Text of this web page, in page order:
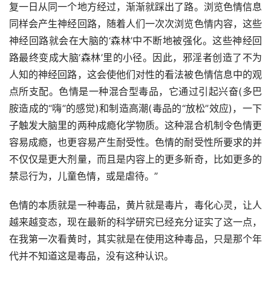
复一日从同一个地方经过，渐渐就踩出了路。浏览色情信息
同样会产生神经回路，随着人们一次次浏览色情内容，这些
神经回路就会在大脑的‘森林’中不断地被强化。这些神经回
路最终变成大脑‘森林’里的小径。因此，邪淫者创造了不为
人知的神经回路，这会使他们对性的看法被色情信息中的观
点所支配。色情是一种混合型毒品，它通过引起兴奋(多巴
胺造成的“嗨”的感觉)和制造高潮(毒品的“放松”效应)，一下
子触发大脑里的两种成瘾化学物质。这种混合机制令色情更
容易成瘾，也更容易产生耐受性。色情的耐受性所要求的并
不仅仅是更大剂量，而且是内容上的更多新奇，比如更多的
禁忌行为，儿童色情，或是虐待。”
色情的本质就是一种毒品，黄片就是毒片，毒化心灵，让人
越来越变态，现在最新的科学研究已经充分证实了这一点，
在我第一次看黄时，其实就是在使用这种毒品，只是那个年
代并不知道这是毒品，没有这种认识。